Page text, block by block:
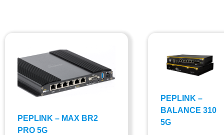
PEPLINK – MAX BR2
PRO 5G
PEPLINK –
BALANCE 310
5G